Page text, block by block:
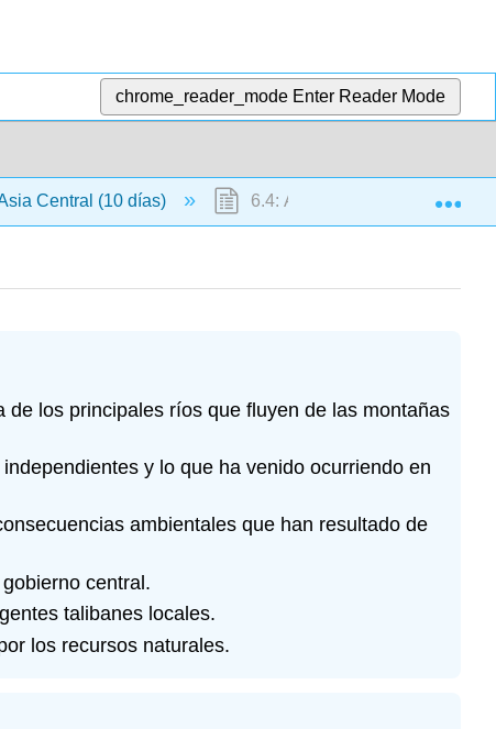
chrome_reader_mode Enter Reader Mode
Central (10 días) 6.4: Asia Central (2 Días)
los principales ríos que fluyen de las montañas
y lo que ha venido ocurriendo en
ambientales que han resultado de
central.
talibanes locales.
los recursos naturales.